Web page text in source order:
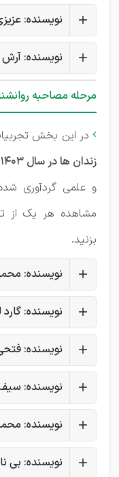
نویسنده:
نویسنده: آرش
مرحله مصاحبه
 در این بخش
زندان ها در سال 1403
و علمی گردآوری
مشاهده هر یک از
بزنید.
نویسنده:
نویسنده:
نویسنده:
نویسنده:
نویسنده:
نویسنده: بی